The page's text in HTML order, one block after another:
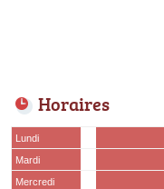
Horaires
Lundi
Mardi
Mercredi